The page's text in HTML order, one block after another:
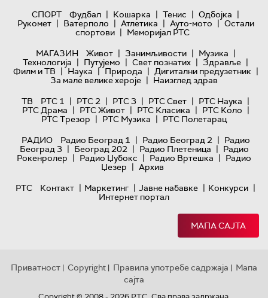
СПОРТ
Фудбал | Кошарка | Тенис | Одбојка |
Рукомет | Ватерполо | Атлетика | Ауто-мото | Остали
спортови | Меморијал РТС
МАГАЗИН
Живот | Занимљивости | Музика |
Технологијa | Путујемо | Свет познатих | Здравље |
Филм и ТВ | Наука | Природа | Дигитални предузетник |
За мале велике хероје | Наизглед здрав
ТВ
РТС 1 | РТС 2 | РТС 3 | РТС Свет | РТС Наука |
РТС Драма | РТС Живот | РТС Класика | РТС Коло |
РТС Трезор | РТС Музика | РТС Полетарац
РАДИО
Радио Београд 1 | Радио Београд 2 | Радио
Београд 3 | Београд 202 | Радио Плетеница | Радио
Рокенролер | Радио Џубокс | Радио Вртешка | Радио
Џезер | Архив
РТС
Контакт | Маркетинг | Јавне набавке | Конкурси |
Интернет портал
МАПА САЈТА
Приватност | Copyright | Правила употребе садржаја | Мапа
сајта